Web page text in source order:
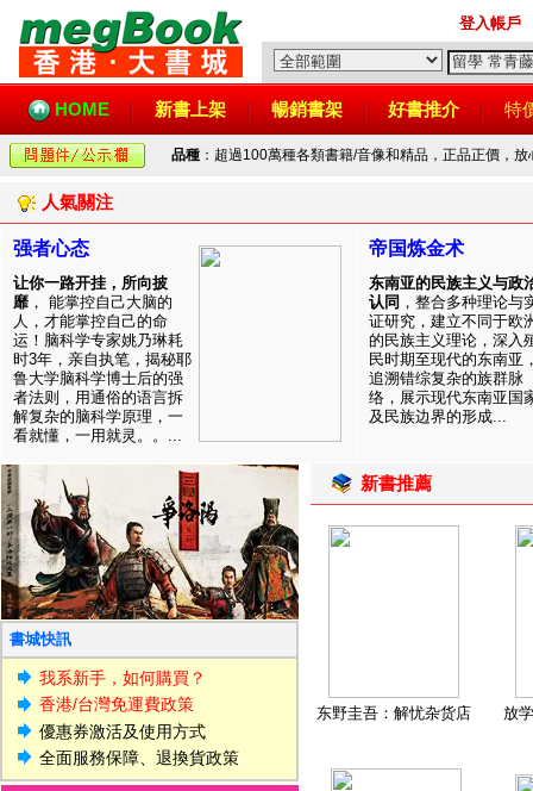
登入帳戶
HOME 新書上架 暢銷書架 好書推介 特
品種 ：超過100萬種各類書籍/音像和精品，正品正價，
人氣關注
强者心态
让你一路开挂，所向披
靡 ， 能掌控自己大脑的
人，才能掌控自己的命
运！脑科学专家姚乃琳耗
时3年，亲自执笔，揭秘耶
鲁大学脑科学博士后的强
者法则，用通俗的语言拆
解复杂的脑科学原理，一
看就懂，一用就灵。。...
帝国炼金术
东南亚的民族主义与政
认同 ，整合多种理论与
证研究，建立不同于欧
的民族主义理论，深入
民时期至现代的东南亚
追溯错综复杂的族群脉
络，展示现代东南亚国
及民族边界的形成...
書城快訊
我系新手，如何購買？
香港/台灣免運費政策
優惠券激活及使用方式
全面服務保障、退換貨政策
新書推薦
东野圭吾：解忧杂货店 放